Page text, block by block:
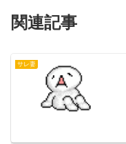
関連記事
サレ妻